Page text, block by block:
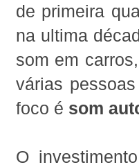
de primeira
na ultima
som em
várias
foco é som
O